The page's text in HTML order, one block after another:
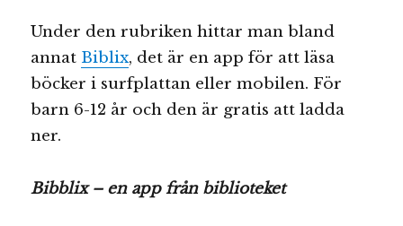
Under den rubriken hittar man bland
annat Biblix, det är en app för att läsa
böcker i surfplattan eller mobilen. För
barn 6-12 år och den är gratis att ladda
ner.
Bibblix – en app från biblioteket